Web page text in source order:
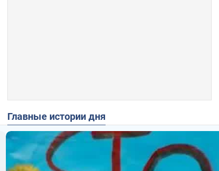
Главные истории дня